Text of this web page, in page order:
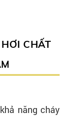
CHẤT
năng cháy